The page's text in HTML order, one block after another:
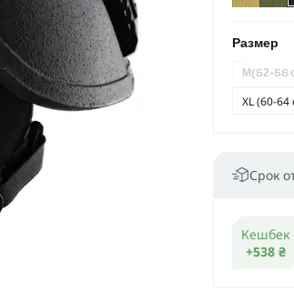
Размер
M (52-56
XL (60-64
Срок
Кешбек
+538 ₴